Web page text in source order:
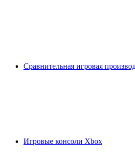
Сравнительная игровая
Игровые консоли Xbox